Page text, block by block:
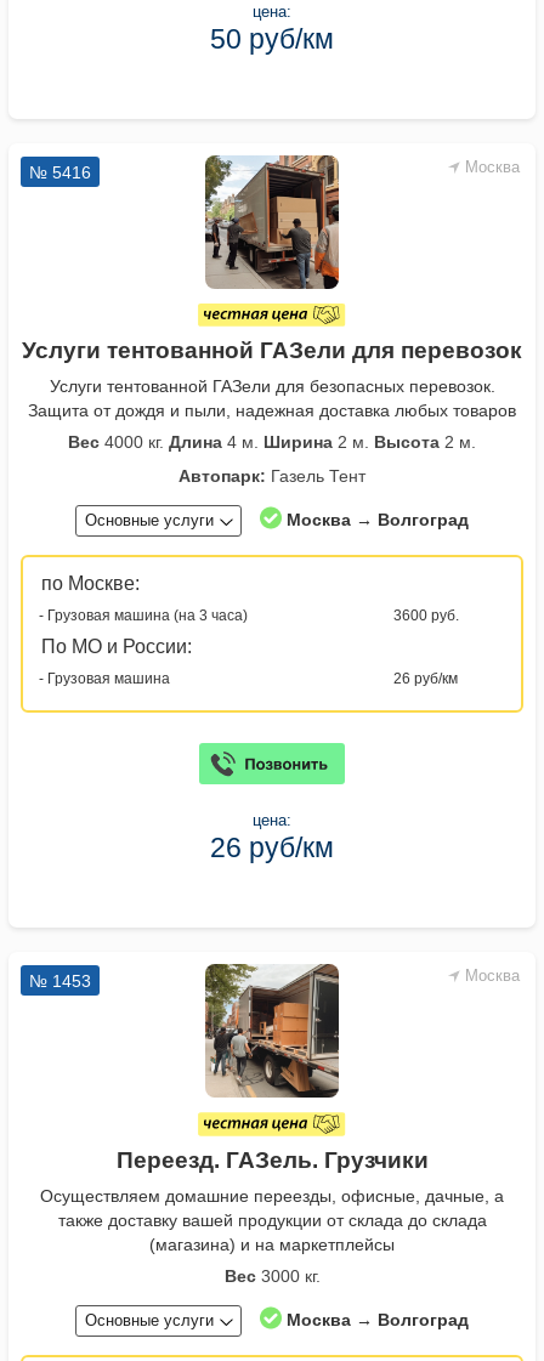
цена:
50 руб/км
Москва
№ 5416
Услуги тентованной ГАЗели для перевозок
Услуги тентованной ГАЗели для безопасных перевозок.
Защита от дождя и пыли, надежная доставка любых товаров
Вес 4000 кг. Длина 4 м. Ширина 2 м. Высота 2 м.
Автопарк: Газель Тент
Основные услуги Москва → Волгоград
по Москве:
- Грузовая машина (на 3 часа) 3600 руб.
По МО и России:
- Грузовая машина 26 руб/км
цена:
26 руб/км
Москва
№ 1453
Переезд. ГАЗель. Грузчики
Осуществляем домашние переезды, офисные, дачные, а
также доставку вашей продукции от склада до склада
(магазина) и на маркетплейсы
Вес3000 кг.
Основные услуги Москва → Волгоград